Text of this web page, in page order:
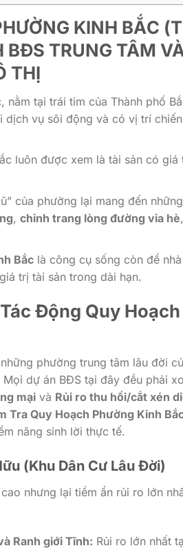
KINH BẮC
TRUNG TÂM
THỊ
nằm tại trái tim của Thành phố
dịch vụ sôi động và có vị trí
luôn được xem là tài sản có
của phường lại mang đến
, chỉnh trang lòng đường vỉa hè
Bắclà công cụ sống còn để
trị tài sản trong dài hạn.
Động Quy
phường trung tâm lâu đời
dự án BĐS tại đây đều phải
mại và Rủi ro thu hồi/cắt xén
Tra Quy Hoạch Phường Kinh
năng sinh lời thực tế.
(Khu Dân Cư Lâu Đời)
nhưng lại tiềm ẩn rủi ro lớn
Ranh giới Tĩnh: Rủi ro lớn nhất